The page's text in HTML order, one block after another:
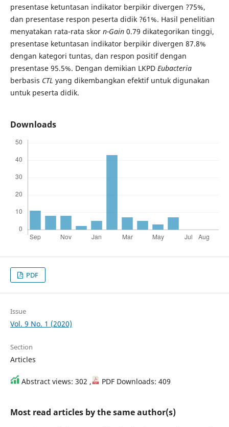
presentase ketuntasan indikator berpikir divergen ?75%,
dan presentase respon peserta didik ?61%. Hasil penelitian
menyatakan rata-rata skor n-Gain0.79 dikategorikan tinggi,
presentase ketuntasan indikator berpikir divergen 87.8%
dengan kategori tuntas, dan respon positif dengan
presentase 95.5%. Dengan demikian LKPD Eubacteria
berbasis CTL yang dikembangkan efektif untuk digunakan
untuk peserta didik.
Downloads
PDF
Issue
Vol. 9 No. 1 (2020)
Section
Articles
Abstract views: 302 , PDF Downloads: 409
Most read articles by the same author(s)